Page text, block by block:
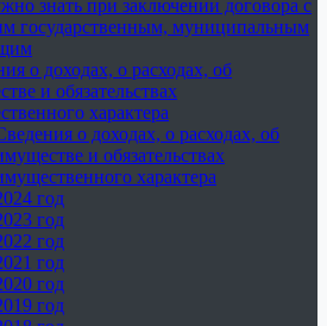
знать при заключении договора с
государственным, муниципальным
о доходах, о расходах, об
и обязательствах
характера
о доходах, о расходах, об
и обязательствах
характера
год
год
год
год
год
год